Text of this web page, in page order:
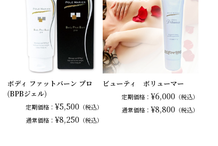
ボディ ファットバーン プロ
(BPBジェル)
定期価格： ¥5,500 （税込）
通常価格： ¥8,250 （税込）
ビューティ ボリューマー
定期価格： ¥6,000 （税込）
通常価格： ¥8,800 （税込）